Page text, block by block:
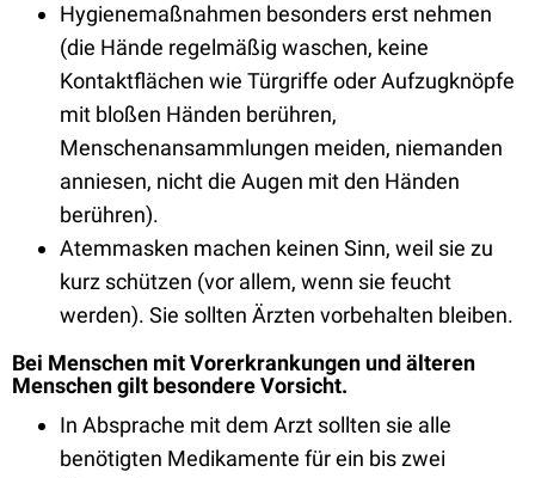
Hygienemaßnahmen besonders erst nehmen
(die Hände regelmäßig waschen, keine
Kontaktflächen wie Türgriffe oder Aufzugknöpfe
mit bloßen Händen berühren,
Menschenansammlungen meiden, niemanden
anniesen, nicht die Augen mit den Händen
berühren).
Atemmasken machen keinen Sinn, weil sie zu
kurz schützen (vor allem, wenn sie feucht
werden). Sie sollten Ärzten vorbehalten bleiben.
Bei Menschen mit Vorerkrankungen und älteren
Menschen gilt besondere Vorsicht.
In Absprache mit dem Arzt sollten sie alle
benötigten Medikamente für ein bis zwei